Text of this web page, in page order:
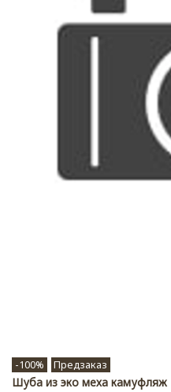
-100% Предзаказ
Шуба из эко меха камуфляж